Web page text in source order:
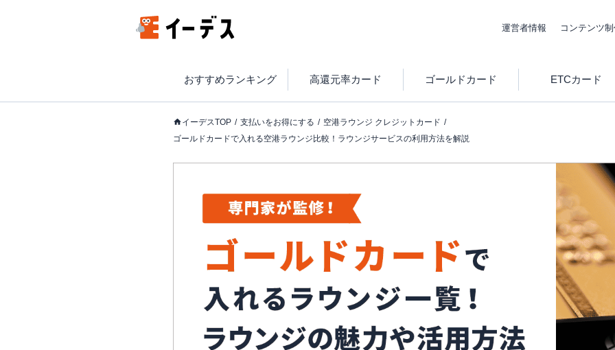
運営者情報 コンテンツ
おすすめランキング 高還元率カード ゴールドカード ETCカード
イーデスTOP 支払いをお得にする
空港ラウンジ クレジットカード
ゴールドカードで入れる空港ラウンジ比較！ラウンジサービスの利用方法を解説